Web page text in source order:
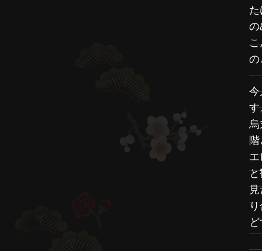
た
の
こ
の
今
す
烏
階
エ
と
見
り
ど